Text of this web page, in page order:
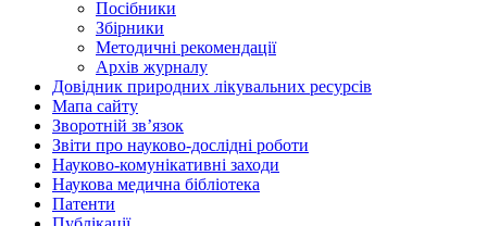
Посібники
Збірники
Методичні рекомендації
Архів журналу
Довідник природних лікувальних ресурсів
Мапа сайту
Зворотній зв’язок
Звіти про науково-дослідні роботи
Науково-комунікативні заходи
Наукова медична бібліотека
Патенти